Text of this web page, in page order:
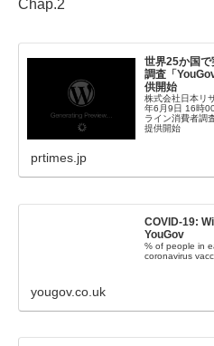
Chap.2
世界25か国
調査「
供開始
株式会社日本リ
年6月9日 16時
ライン消費者調
提供開始
prtimes.jp
COVID-19:
YouGov
% of people in
coronavirus
yougov.co.uk